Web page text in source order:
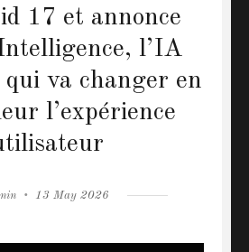
17 et annonce
l’IA
va changer en
l’expérience
Posted
13 May 2026